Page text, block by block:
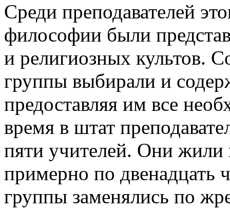
Среди преподавателей
философии были
и религиозных культов.
группы выбирали и
предоставляя им все
время в штат
пяти учителей. Они
примерно по двенадцать
группы заменялись по